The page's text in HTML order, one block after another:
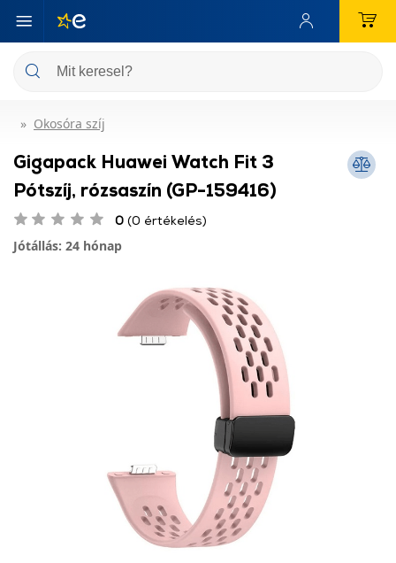
Okosóra szíj
Gigapack Huawei Watch Fit 3
Pótszíj, rózsaszín (GP-159416)
0 (0 értékelés)
Jótállás: 24 hónap